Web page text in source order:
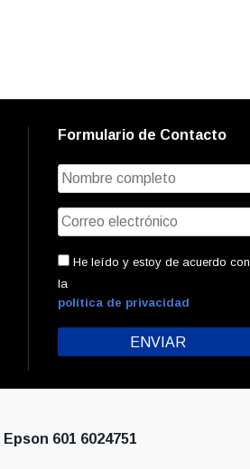
Formulario de Contacto
He leído y estoy de acuerdo con
la
política de privacidad
Epson 601 6024751